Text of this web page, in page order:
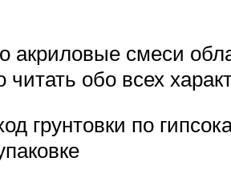
акриловые смеси
обо всех
грунтовки по